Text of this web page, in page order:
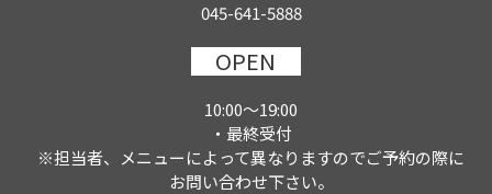
045-641-5888
OPEN
10:00～19:00
・最終受付
※担当者、メニューによって異なりますのでご予約の際に
お問い合わせ下さい。